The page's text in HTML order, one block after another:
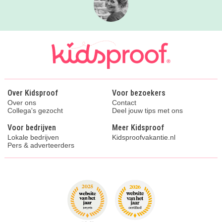
Over Kidsproof
Over ons
Collega's gezocht
Voor bezoekers
Contact
Deel jouw tips met ons
Voor bedrijven
Lokale bedrijven
Pers & adverteerders
Meer Kidsproof
Kidsproofvakantie.nl